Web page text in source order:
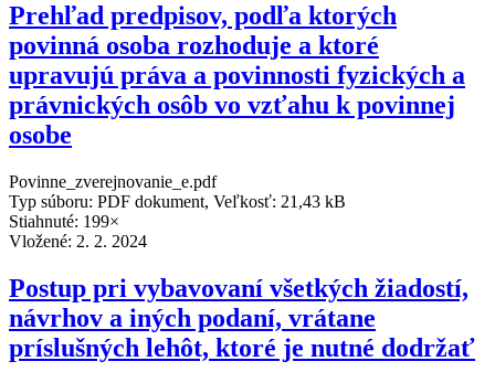
Prehľad predpisov, podľa ktorých
povinná osoba rozhoduje a ktoré
upravujú práva a povinnosti fyzických a
právnických osôb vo vzťahu k povinnej
osobe
Povinne_zverejnovanie_e.pdf
Typ súboru: PDF dokument, Veľkosť: 21,43 kB
Stiahnuté: 199×
Vložené: 2. 2. 2024
Postup pri vybavovaní všetkých žiadostí,
návrhov a iných podaní, vrátane
príslušných lehôt, ktoré je nutné dodržať